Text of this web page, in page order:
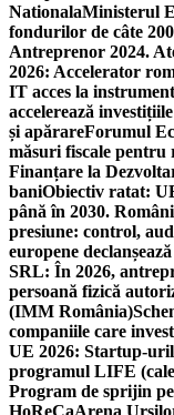
NationalaMinisterul
fondurilor de câte
Antreprenor 2024.
2026: Accelerator
IT acces la
accelerează
și apărareForumul
măsuri fiscale pentru
Finanțare la
baniObiectiv ratat:
până în 2030.
presiune: control,
europene
SRL: În 2026,
persoană fizică
(IMM România)
companiile care
UE 2026: Startup-
programul LIFE
Program de sprijin